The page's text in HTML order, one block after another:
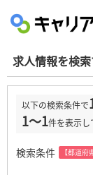
求人情報を検
以下の検索条件で
1～1件を表示し
検索条件 【都道